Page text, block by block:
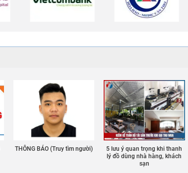
THÔNG BÁO (Truy tìm người)
5 lưu ý quan trọng khi thanh
lý đồ dùng nhà hàng, khách
sạn